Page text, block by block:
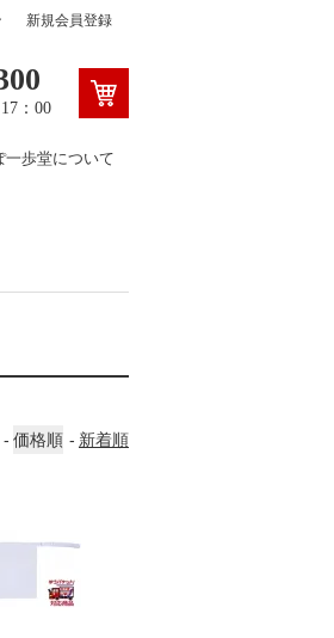
新規会員登録
：00
一歩堂について
価格順 新着順